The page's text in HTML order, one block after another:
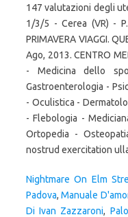
Nightmare On Elm
Padova,Manuale
Di Ivan Zazzaroni,